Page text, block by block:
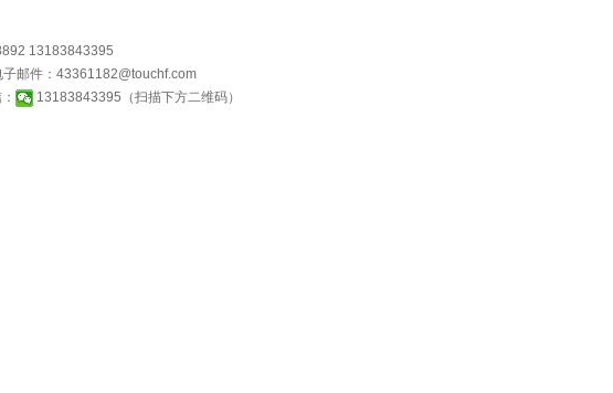
13183843395
子邮件：43361182@touchf.com
13183843395（扫描下方二维码）